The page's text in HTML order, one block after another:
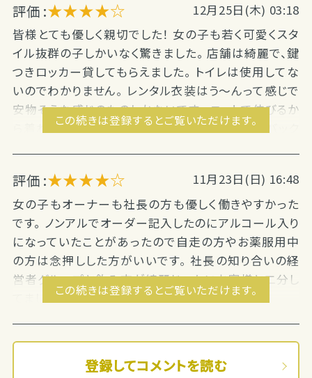
評価 :★★★★☆
12月25日(木) 03:18
皆様とても優しく親切でした！ 女の子も若く可愛くスタ
イル抜群の子しかいなく驚きました。 店舗は綺麗で、鍵
つきロッカー貸してもらえました。 トイレは使用してな
いのでわかりません。 レンタル衣装はう～んって感じで
安物そうな感じのものしかないです。 ニットで伸びるか
ら着れましたけど、ミニだなぁ…と思いました。 バック
この続きは登録するとご覧いただけます。
評価 :★★★★☆
11月23日(日) 16:48
女の子もオーナーも社長の方も優しく働きやすかった
です。 ノンアルでオーダー記入したのにアルコール入り
になっていたことがあったので自走の方やお薬服用中
の方は念押しした方がいいです。 社長の知り合いの経
営者グループと飲み方が綺麗じゃないお客様と二分し
てました。 時間ぴったりであがり計算も早い...
この続きは登録するとご覧いただけます。
登録してコメントを読む